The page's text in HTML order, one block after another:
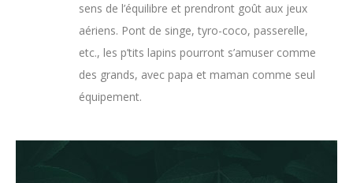
sens de l’équilibre et prendront goût aux jeux
aériens. Pont de singe, tyro-coco, passerelle,
etc., les p’tits lapins pourront s’amuser comme
des grands, avec papa et maman comme seul
équipement.